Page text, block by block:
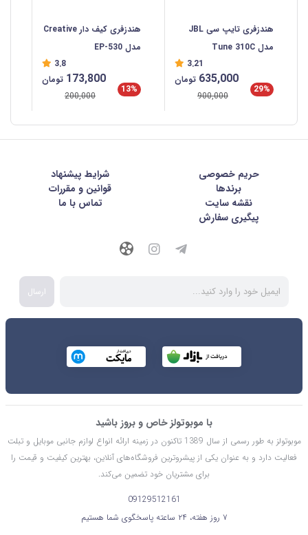
هندزفری تایپ سی JBL
مدل Tune 310C
3.21
29%
635,000 تومان
900,000
هندزفری کیف دار Creative
مدل EP-530
3.8
13%
173,800 تومان
200,000
حریم خصوصی
شرايط پيشنهاد
برندها
قوانین و مقررات
نقشه سایت
تماس با ما
پیگیری سفارش
ارسال
با موبوتولز خاص و بروز باشید
موبوتولز به طور رسمی از سال 1389 تاکنون در زمینه ارائه انواع لوازم جانبی موبایل و تبلت
فعالیت دارد و به عنوان یکی از پیشروترین فروشگاه‌های آنلاین، بهترین کیفیت و قیمت را
برای مشتریان خود تضمین می‌کند.
09129512161
۷ روز هفته، ۲۴ ساعته پاسخگوی شما هستیم